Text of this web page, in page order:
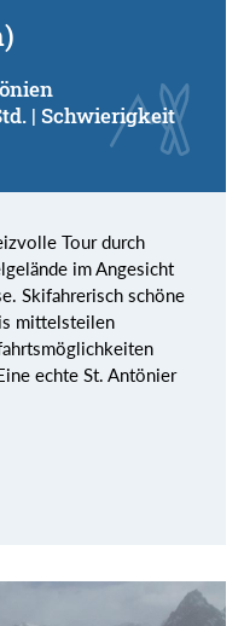
| Schwierigkeit
Tour durch
im Angesicht
Skifahrerisch schöne
mittelsteilen
echte St. Antönier